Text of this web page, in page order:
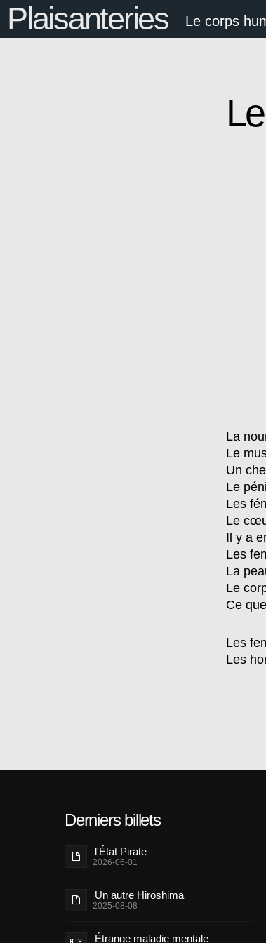
Plaisanteries Le corps
La
Le
Un
Le
Les
Le
Il y a
Les
La
Le
Ce
Les
Les
Derniers billets
l'État Pirate
2026-06-01
Un autre Hiroshima
2025-08-08
Étrange maladie mentale